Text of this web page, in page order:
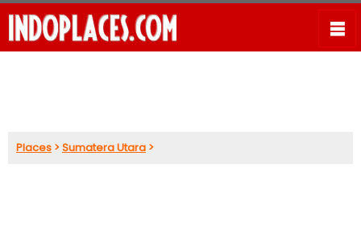
Places >Sumatera Utara >